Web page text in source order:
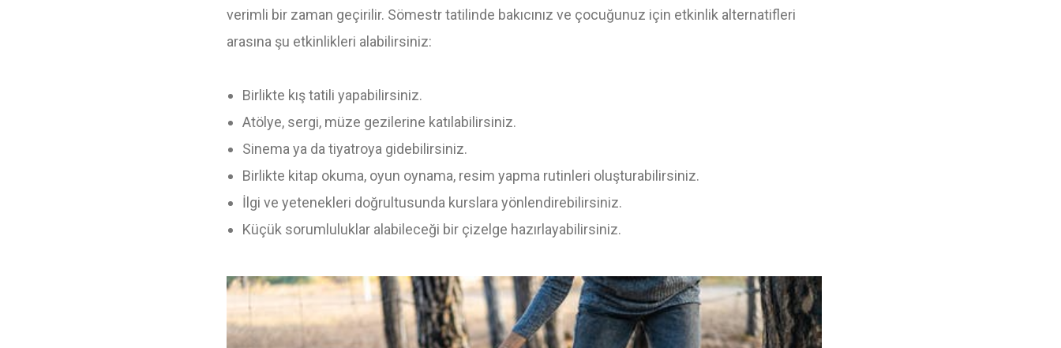
verimli bir zaman geçirilir. Sömestr tatilinde bakıcınız ve çocuğunuz için etkinlik alternatifleri
arasına şu etkinlikleri alabilirsiniz:
Birlikte kış tatili yapabilirsiniz.
Atölye, sergi, müze gezilerine katılabilirsiniz.
Sinema ya da tiyatroya gidebilirsiniz.
Birlikte kitap okuma, oyun oynama, resim yapma rutinleri oluşturabilirsiniz.
İlgi ve yetenekleri doğrultusunda kurslara yönlendirebilirsiniz.
Küçük sorumluluklar alabileceği bir çizelge hazırlayabilirsiniz.